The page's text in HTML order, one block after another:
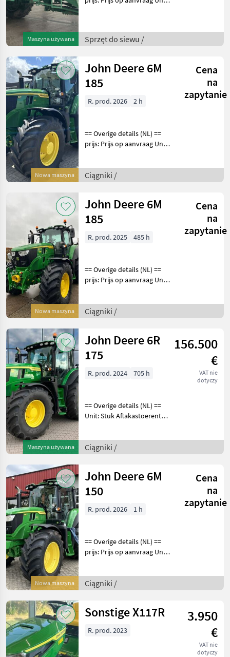
Maszyna używana
mestverspreider (scherpe
fotos binnenkort) Load
Sprzęt do siewu /
Nowa maszyna
John Deere 6M
185
Cena
na
zapytanie
R. prod. 2026 2 h
== Overige details (NL) ==
prijs: Prijs op aanvraag Unit:
hydrauliekventielen: 4
Aftakastoerental achter:
Ciągniki /
Nowa maszyna
John Deere 6M
185
Cena
na
zapytanie
R. prod. 2025 485 h
== Overige details (NL) ==
prijs: Prijs op aanvraag Unit:
hydrauliekventielen: 4
Aftakastoerental achter:
Ciągniki /
Maszyna używana
John Deere 6R
175
156.500
€
VAT nie
dotyczy
R. prod. 2024 705 h
== Overige details (NL) ==
Unit: Stuk Aftakastoerental
Ciągniki /
Nowa maszyna
John Deere 6M
150
Cena
na
zapytanie
R. prod. 2026 1 h
== Overige details (NL) ==
prijs: Prijs op aanvraag Unit:
Aftakastoerental achter:
540 + 540E + 1000
Ciągniki /
Sonstige X117R
3.950
€
VAT nie
dotyczy
R. prod. 2023